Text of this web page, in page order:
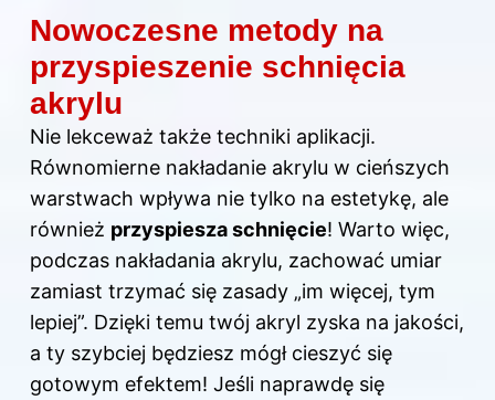
Nowoczesne metody na
przyspieszenie schnięcia
akrylu
Nie lekceważ także techniki aplikacji.
Równomierne nakładanie akrylu w cieńszych
warstwach wpływa nie tylko na estetykę, ale
również przyspiesza schnięcie! Warto więc,
podczas nakładania akrylu, zachować umiar
zamiast trzymać się zasady „im więcej, tym
lepiej”. Dzięki temu twój akryl zyska na jakości,
a ty szybciej będziesz mógł cieszyć się
gotowym efektem! Jeśli naprawdę się